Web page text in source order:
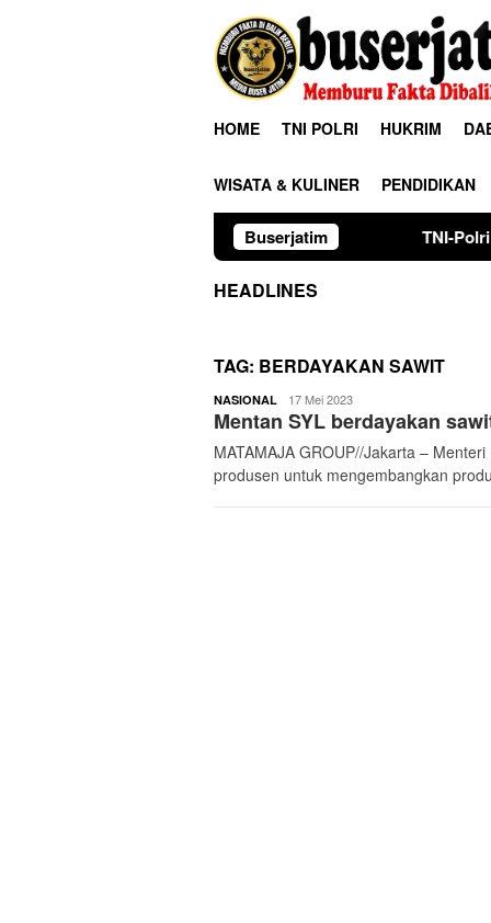
HOME TNI POLRI HUKRIM
WISATA & KULINER PENDIDIKAN
BuserjatimTNI-Polri Hadir Atasi
HEADLINES
TAG: BERDAYAKAN SAWIT
NASIONAL buserjatim
17 Mei 2023
Mentan SYL berdayakan
MATAMAJA GROUP//Jakarta –
produsen untuk mengembangkan